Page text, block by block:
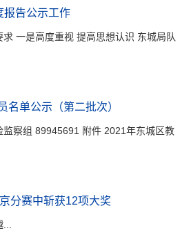
报告公示工作
一是高度重视 提高思想认识 东城局队
名单公示（第二批次）
察组 89945691 附件 2021年东城区教
分赛中斩获12项大奖